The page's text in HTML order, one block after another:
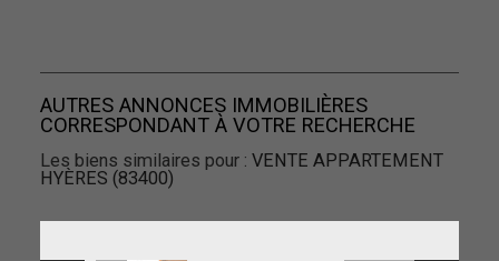
AUTRES ANNONCES IMMOBILIÈRES
CORRESPONDANT À VOTRE RECHERCHE
Les biens similaires pour : VENTE APPARTEMENT
HYÈRES (83400)